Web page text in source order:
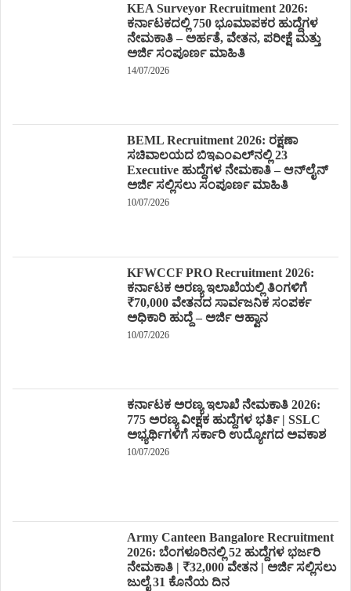
KEA Surveyor Recruitment 2026:
ಕರ್ನಾಟಕದಲ್ಲಿ 750 ಭೂಮಾಪಕರ ಹುದ್ದೆಗಳ
ನೇಮಕಾತಿ – ಅರ್ಹತೆ, ವೇತನ, ಪರೀಕ್ಷೆ ಮತ್ತು
ಅರ್ಜಿ ಸಂಪೂರ್ಣ ಮಾಹಿತಿ
14/07/2026
BEML Recruitment 2026: ರಕ್ಷಣಾ
ಸಚಿವಾಲಯದ ಬಿಇಎಂಎಲ್‌ನಲ್ಲಿ 23
Executive ಹುದ್ದೆಗಳ ನೇಮಕಾತಿ – ಆನ್‌ಲೈನ್
ಅರ್ಜಿ ಸಲ್ಲಿಸಲು ಸಂಪೂರ್ಣ ಮಾಹಿತಿ
10/07/2026
KFWCCF PRO Recruitment 2026:
ಕರ್ನಾಟಕ ಅರಣ್ಯ ಇಲಾಖೆಯಲ್ಲಿ ತಿಂಗಳಿಗೆ
₹70,000 ವೇತನದ ಸಾರ್ವಜನಿಕ ಸಂಪರ್ಕ
ಅಧಿಕಾರಿ ಹುದ್ದೆ – ಅರ್ಜಿ ಆಹ್ವಾನ
10/07/2026
ಕರ್ನಾಟಕ ಅರಣ್ಯ ಇಲಾಖೆ ನೇಮಕಾತಿ 2026:
775 ಅರಣ್ಯ ವೀಕ್ಷಕ ಹುದ್ದೆಗಳ ಭರ್ತಿ | SSLC
ಅಭ್ಯರ್ಥಿಗಳಿಗೆ ಸರ್ಕಾರಿ ಉದ್ಯೋಗದ ಅವಕಾಶ
10/07/2026
Army Canteen Bangalore Recruitment
2026: ಬೆಂಗಳೂರಿನಲ್ಲಿ 52 ಹುದ್ದೆಗಳ ಭರ್ಜರಿ
ನೇಮಕಾತಿ | ₹32,000 ವೇತನ | ಅರ್ಜಿ ಸಲ್ಲಿಸಲು
ಜುಲೈ 31 ಕೊನೆಯ ದಿನ